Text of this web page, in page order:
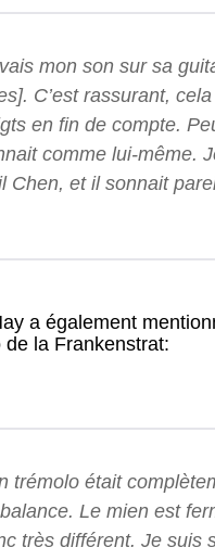
mon son sur sa
C’est rassurant,
en fin de compte.
comme lui-même.
Chen, et il sonnait
a également
de la Frankenstrat:
trémolo était
Le mien est
très différent. Je suis